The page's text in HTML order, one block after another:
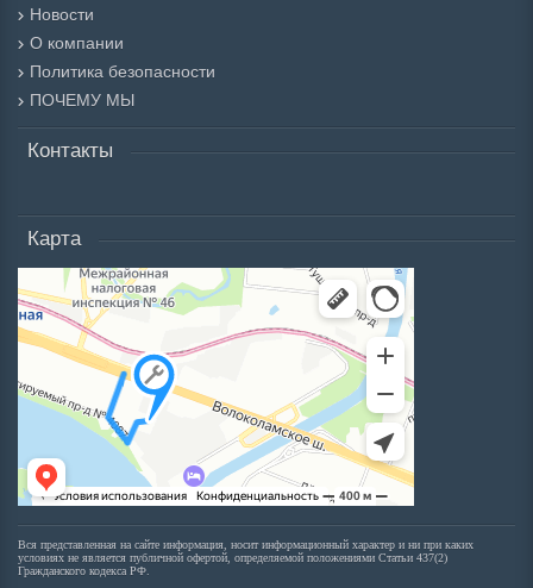
Новости
О компании
Политика безопасности
ПОЧЕМУ МЫ
Контакты
Карта
Вся представленная на сайте информация, носит информационный характер и ни при каких
условиях не является публичной офертой, определяемой положениями Статьи 437(2)
Гражданского кодекса РФ.